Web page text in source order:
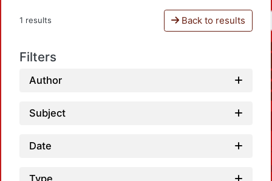
1 results Back to results
Filters
Author
Subject
Date
Type